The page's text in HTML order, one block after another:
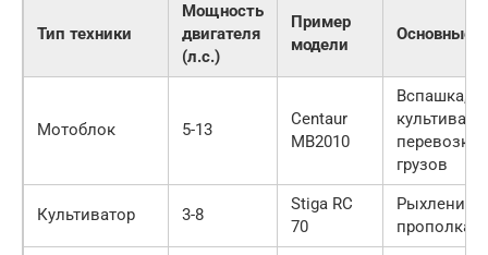
Тип техники
Мощность
двигателя
(л.с.)
Пример
модели
Основные
Мотоблок 5-13
Centaur
MB2010
Вспашка,
перевозка
грузов
Культиватор 3-8
Stiga RC
70
Рыхление
прополка